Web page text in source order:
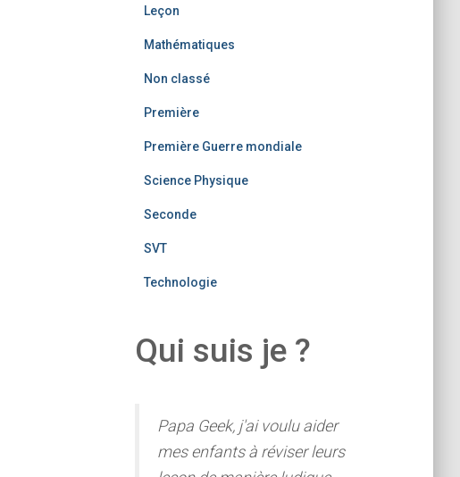
Leçon
Mathématiques
Non classé
Première
Première Guerre mondiale
Science Physique
Seconde
SVT
Technologie
Qui suis je ?
Papa Geek, j'ai voulu aider
mes enfants à réviser leurs